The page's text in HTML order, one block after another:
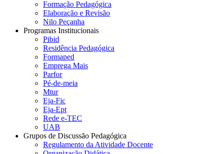
Formação Pedagógica
Elaboração e Revisão
Nilo Peçanha
Programas Institucionais
Pibid
Residência Pedagógica
Formaped
Emprega Mais
Parfor
Pé-de-meia
Mtur
Eja-Fic
Eja-Ept
Rede e-TEC
UAB
Grupos de Discussão Pedagógica
Regulamento da Atividade Docente